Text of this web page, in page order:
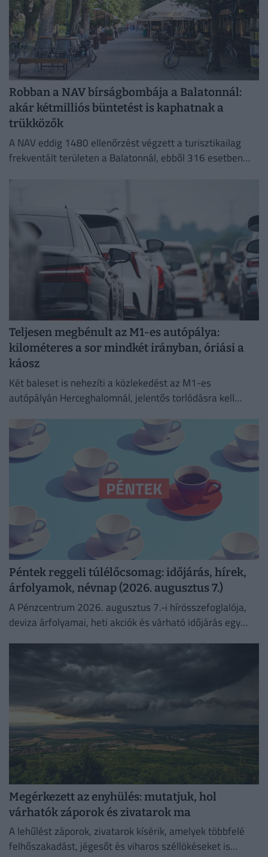
Robban a NAV bírságbombája a Balatonnál:
akár kétmilliós büntetést is kaphatnak a
trükközők
A NAV eddig 1480 ellenőrzést végzett a turisztikailag
frekventált területen a Balatonnál, ebből 316 esetben
Teljesen megbénult az M1-es autópálya:
kilométeres a sor mindkét irányban, óriási a
káosz
Két baleset is nehezíti a közlekedést az M1-es
autópályán Herceghalomnál, jelentős torlódásra kell
Péntek reggeli túlélőcsomag: időjárás, hírek,
árfolyamok, névnap (2026. augusztus 7.)
A Pénzcentrum 2026. augusztus 7.-i hírösszefoglalója,
deviza árfolyamai, heti akciók és várható időjárás egy
Megérkezett az enyhülés: mutatjuk, hol
várhatók záporok és zivatarok ma
A lehűlést záporok, zivatarok kísérik, amelyek többfelé
felhőszakadást, jégesőt és viharos széllökéseket is